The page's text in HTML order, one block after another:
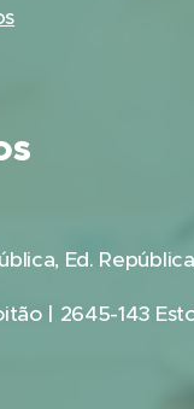
Ed.
| 2645-143